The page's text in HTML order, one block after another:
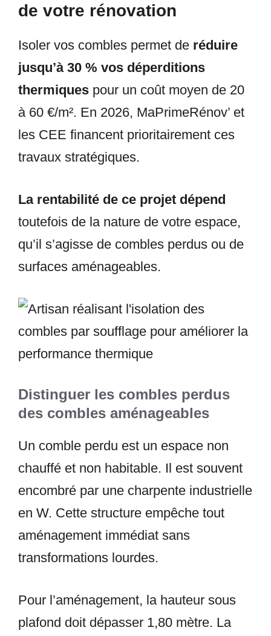
de votre rénovation
Isoler vos combles permet de réduire
jusqu’à 30 % vos déperditions
thermiques pour un coût moyen de 20
à 60 €/m². En 2026, MaPrimeRénov’ et
les CEE financent prioritairement ces
travaux stratégiques.
La rentabilité de ce projet dépend
toutefois de la nature de votre espace,
qu’il s’agisse de combles perdus ou de
surfaces aménageables.
Distinguer les combles perdus
des combles aménageables
Un comble perdu est un espace non
chauffé et non habitable. Il est souvent
encombré par une charpente industrielle
en W. Cette structure empêche tout
aménagement immédiat sans
transformations lourdes.
Pour l’aménagement, la hauteur sous
plafond doit dépasser 1,80 mètre. La